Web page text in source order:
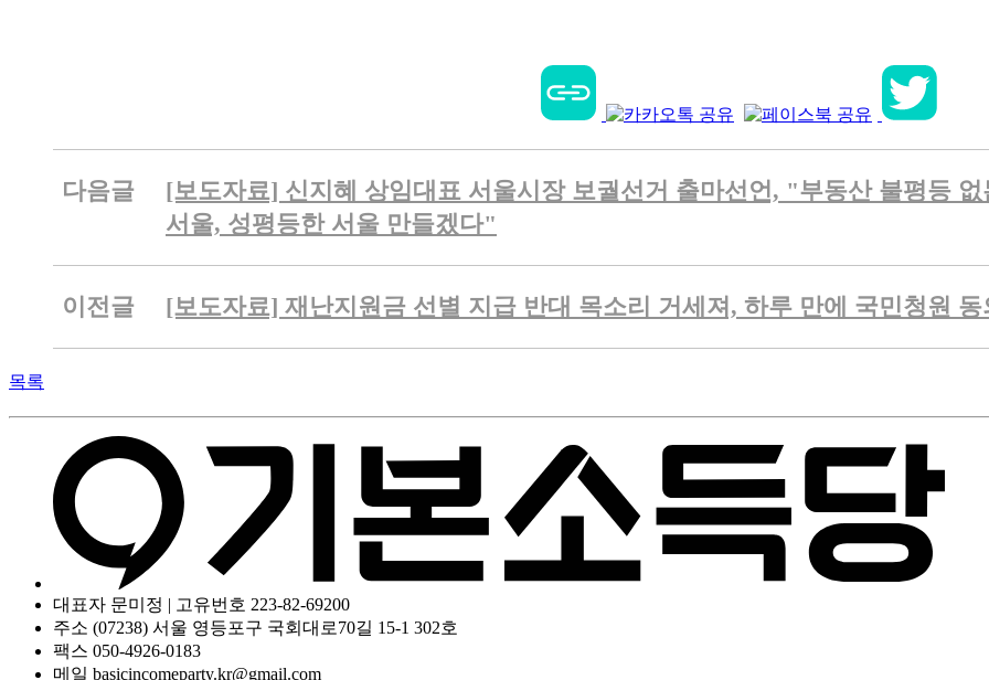
다음글
[보도자료] 신지혜 상임대표 서울시장 보궐선거 출마선언, "부동산 불평등
서울, 성평등한 서울 만들겠다"
이전글 [보도자료] 재난지원금 선별 지급 반대 목소리 거세져, 하루 만에 국민청원
목록
대표자 문미정 | 고유번호 223-82-69200
주소 (07238) 서울 영등포구 국회대로70길 15-1 302호
팩스 050-4926-0183
메일 basicincomeparty.kr@gmail.com